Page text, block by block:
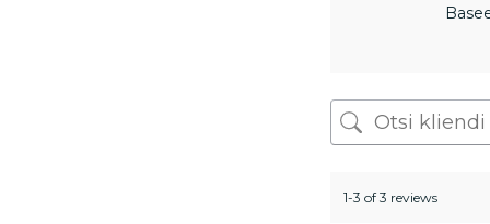
1-3 of 3 reviews